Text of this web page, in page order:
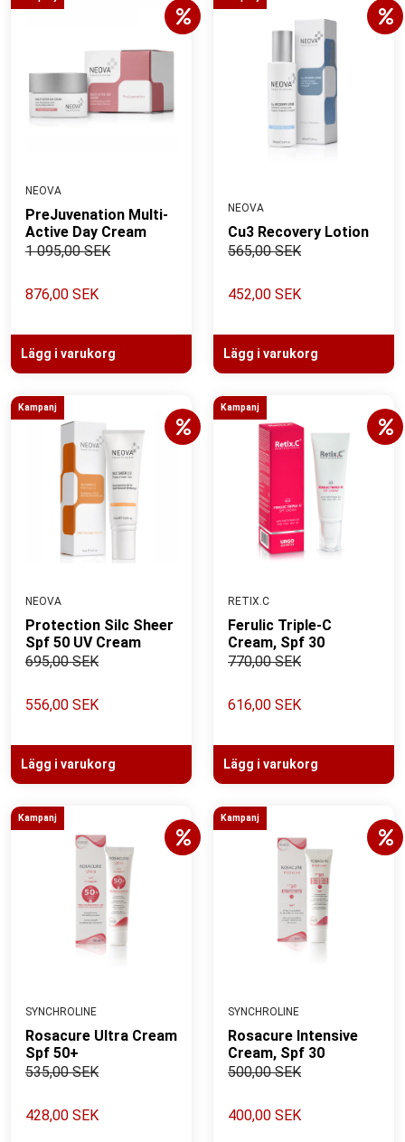
NEOVA
PreJuvenation Multi-
Active Day Cream
1 095,00 SEK
876,00 SEK
Lägg i varukorg
NEOVA
Cu3 Recovery Lotion
565,00 SEK
452,00 SEK
Lägg i varukorg
Kampanj
NEOVA
Protection Silc Sheer
Spf 50 UV Cream
695,00 SEK
556,00 SEK
Lägg i varukorg
Kampanj
RETIX.C
Ferulic Triple-C
Cream, Spf 30
770,00 SEK
616,00 SEK
Lägg i varukorg
Kampanj
SYNCHROLINE
Rosacure Ultra Cream
Spf 50+
535,00 SEK
428,00 SEK
Kampanj
SYNCHROLINE
Rosacure Intensive
Cream, Spf 30
500,00 SEK
400,00 SEK